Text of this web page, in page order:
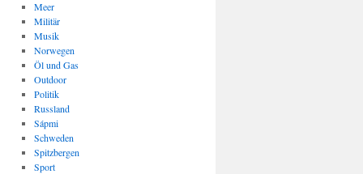
Meer
Militär
Musik
Norwegen
Öl und Gas
Outdoor
Politik
Russland
Sápmi
Schweden
Spitzbergen
Sport